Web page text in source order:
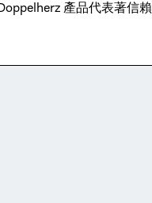
產品代表著信